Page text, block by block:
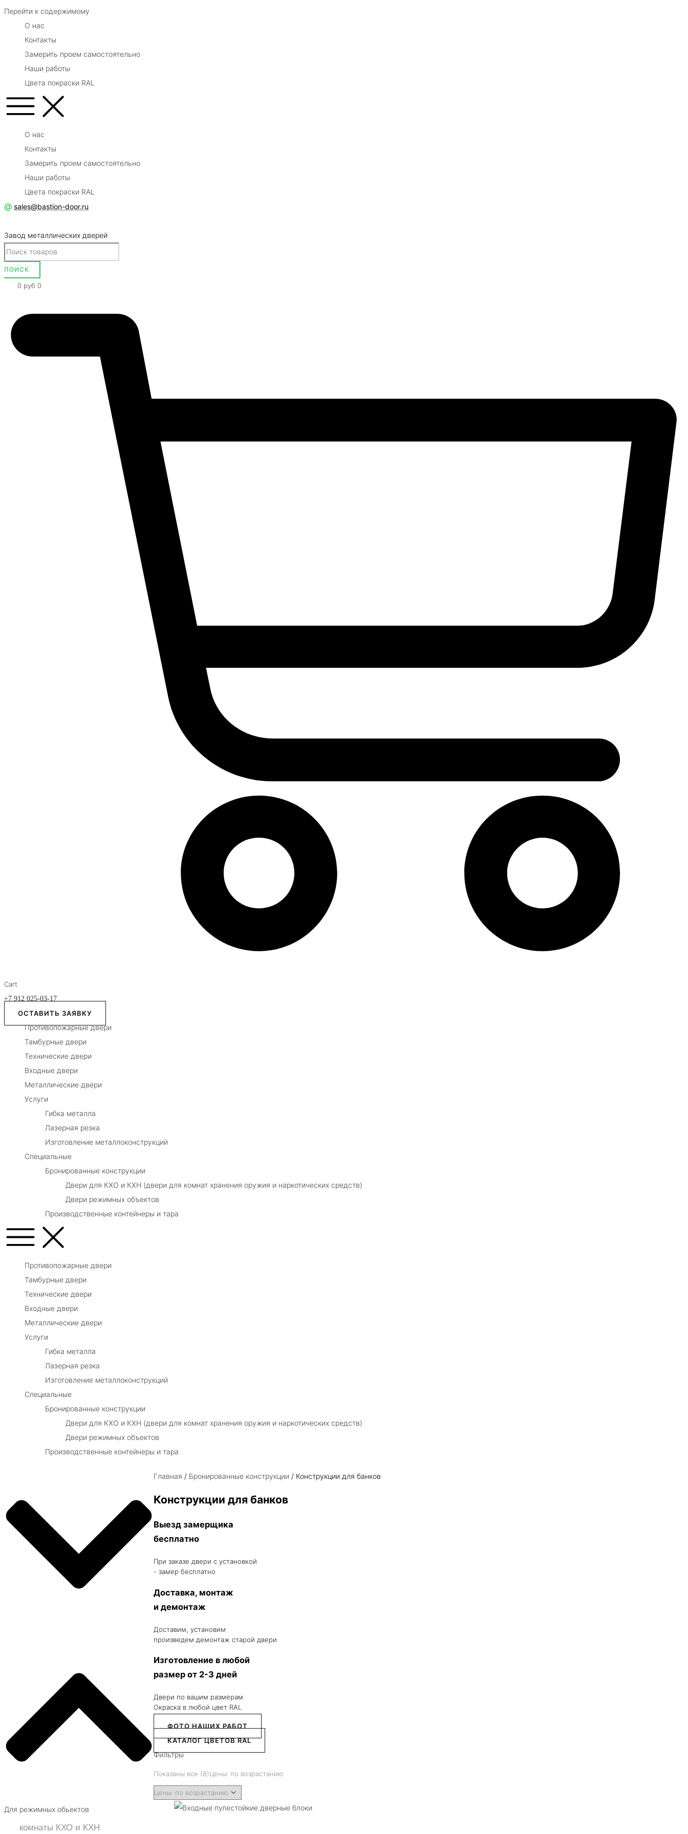
Перейти к содержимому
О нас
Контакты
Замерить проем самостоятельно
Наши работы
Цвета покраски RAL
О нас
Контакты
Замерить проем самостоятельно
Наши работы
Цвета покраски RAL
@ sales@bastion-door.ru
Завод металлических дверей
0 руб 0
Cart
+7 912 025-03-17
ОСТАВИТЬ ЗАЯВКУ
Противопожарные двери
Тамбурные двери
Технические двери
Входные двери
Металлические двери
Услуги
Гибка металла
Лазерная резка
Изготовление металлоконструкций
Специальные
Бронированные конструкции
Двери для КХО и КХН (двери для комнат хранения оружия и наркотических средств)
Двери режимных объектов
Производственные контейнеры и тара
Противопожарные двери
Тамбурные двери
Технические двери
Входные двери
Металлические двери
Услуги
Гибка металла
Лазерная резка
Изготовление металлоконструкций
Специальные
Бронированные конструкции
Двери для КХО и КХН (двери для комнат хранения оружия и наркотических средств)
Двери режимных объектов
Производственные контейнеры и тара
Для режимных обьектов
комнаты КХО и КХН
Главная / Бронированные конструкции / Конструкции для банков
Конструкции для банков
Выезд замерщика
бесплатно
При заказе двери с установкой
- замер бесплатно
Доставка, монтаж
и демонтаж
Доставим, установим
произведем демонтаж старой двери
Изготовление в любой
размер от 2-3 дней
Двери по вашим размерам
Окраска в любой цвет RAL
ФОТО НАШИХ РАБОТ
КАТАЛОГ ЦВЕТОВ RAL
Фильтры
Показаны все (8)Цены: по возрастанию